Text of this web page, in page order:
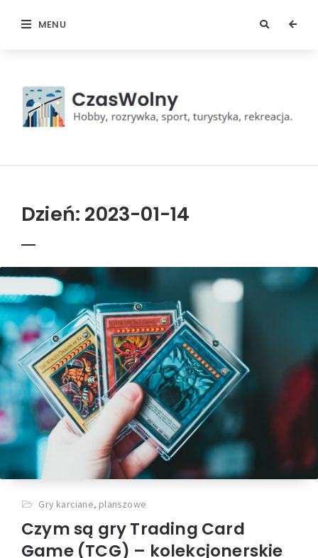
MENU
Dzień: 2023-01-14
Gry karciane, planszowe
Czym są gry Trading Card
Game (TCG) – kolekcjonerskie